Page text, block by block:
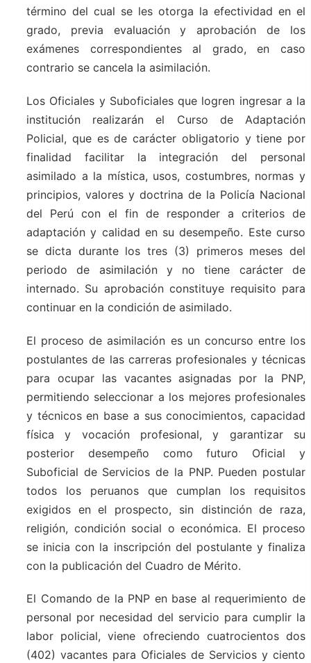
término del cual se les otorga la efectividad en el
grado, previa evaluación y aprobación de los
exámenes correspondientes al grado, en caso
contrario se cancela la asimilación.
Los Oficiales y Suboficiales que logren ingresar a la
institución realizarán el Curso de Adaptación
Policial, que es de carácter obligatorio y tiene por
finalidad facilitar la integración del personal
asimilado a la mística, usos, costumbres, normas y
principios, valores y doctrina de la Policía Nacional
del Perú con el fin de responder a criterios de
adaptación y calidad en su desempeño. Este curso
se dicta durante los tres (3) primeros meses del
periodo de asimilación y no tiene carácter de
internado. Su aprobación constituye requisito para
continuar en la condición de asimilado.
El proceso de asimilación es un concurso entre los
postulantes de las carreras profesionales y técnicas
para ocupar las vacantes asignadas por la PNP,
permitiendo seleccionar a los mejores profesionales
y técnicos en base a sus conocimientos, capacidad
física y vocación profesional, y garantizar su
posterior desempeño como futuro Oficial y
Suboficial de Servicios de la PNP. Pueden postular
todos los peruanos que cumplan los requisitos
exigidos en el prospecto, sin distinción de raza,
religión, condición social o económica. El proceso
se inicia con la inscripción del postulante y finaliza
con la publicación del Cuadro de Mérito.
El Comando de la PNP en base al requerimiento de
personal por necesidad del servicio para cumplir la
labor policial, viene ofreciendo cuatrocientos dos
(402) vacantes para Oficiales de Servicios y ciento